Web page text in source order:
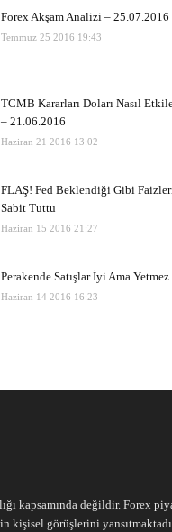
Forex Akşam Analizi – 25.07.2016
Temmuz 25 2016 19:43
TCMB Kararları Doları Nasıl
– 21.06.2016
Haziran 21 2016 13:02
FLAŞ! Fed Beklendiği Gibi
Sabit Tuttu
Haziran 15 2016 21:27
Perakende Satışlar İyi Ama Yetmez
Haziran 14 2016 16:23
kapsamında değildir.
kişisel görüşlerini